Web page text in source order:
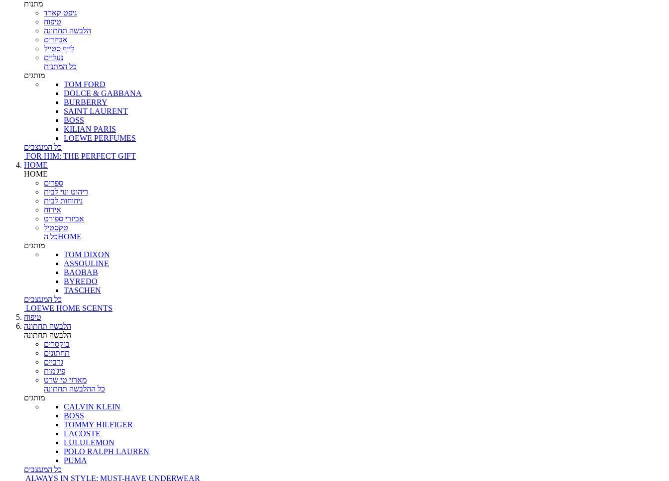
מתנות
גיפט קארד
טיפוח
הלבשה תחתונה
אביזרים
לייף סטייל
נעליים
כל המתנות
מותגים
TOM FORD
DOLCE & GABBANA
BURBERRY
SAINT LAURENT
BOSS
KILIAN PARIS
LOEWE PERFUMES
כל המעצבים
FOR HIM: THE PERFECT GIFT
HOME
HOME
ספרים
ריהוט ונוי לבית
ניחוחות לבית
אירוח
אביזרי ספורט
טקסטיל
כל הHOME
מותגים
TOM DIXON
ASSOULINE
BAOBAB
BYREDO
TASCHEN
כל המעצבים
LOEWE HOME SCENTS
טיפוח
הלבשה תחתונה
הלבשה תחתונה
בוקסרים
תחתונים
גרביים
פיג'מות
מארזי טי שרט
כל ההלבשה תחתונה
מותגים
CALVIN KLEIN
BOSS
TOMMY HILFIGER
LACOSTE
LULULEMON
POLO RALPH LAUREN
PUMA
כל המעצבים
ALWAYS IN STYLE: MUST-HAVE UNDERWEAR